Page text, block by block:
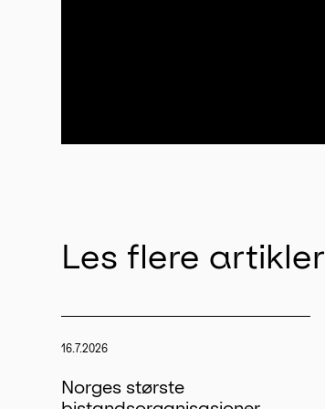
Les flere artikler
16.7.2026
Norges største